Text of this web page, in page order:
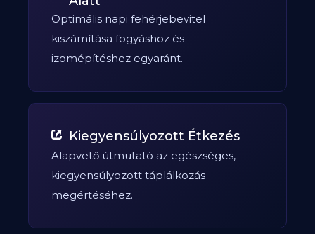
Optimális napi fehérjebevitel
kiszámítása fogyáshoz és
izomépítéshez egyaránt.
Kiegyensúlyozott Étkezés
Alapvető útmutató az egészséges,
kiegyensúlyozott táplálkozás
megértéséhez.